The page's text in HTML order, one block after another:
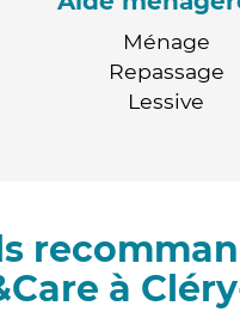
Ménage
Repassage
Lessive
à